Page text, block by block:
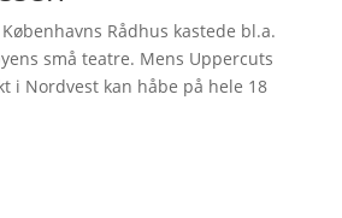
Rådhus kastede bl.a.
små teatre. Mens Uppercuts
i Nordvest kan håbe på hele 18